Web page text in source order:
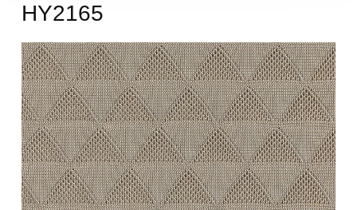
HY2165